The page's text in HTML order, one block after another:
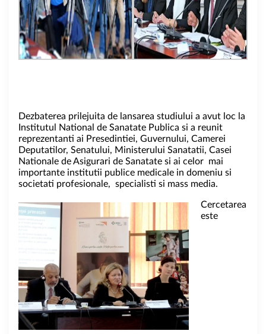
Dezbaterea prilejuita de lansarea studiului a avut loc la
Institutul National de Sanatate Publica si a reunit
reprezentanti ai Presedintiei, Guvernului, Camerei
Deputatilor, Senatului, Ministerului Sanatatii, Casei
Nationale de Asigurari de Sanatate si ai celor mai
importante institutii publice medicale in domeniu si
societati profesionale, specialisti si mass media.
Cercetarea
este